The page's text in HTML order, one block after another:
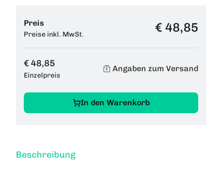
Preis
Preise inkl. MwSt. € 48,85
€ 48,85
Einzelpreis
Angaben zum Versand
In den Warenkorb
Beschreibung